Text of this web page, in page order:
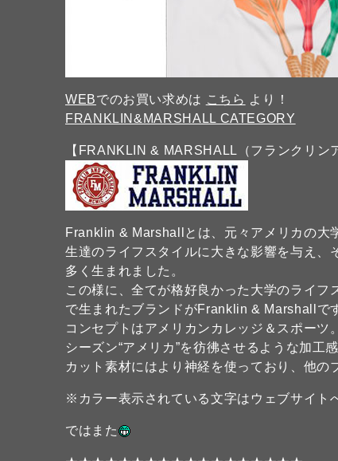
WEBでのお買い求めは こちら より！
FRANKLIN&MARSHALL CATEGORY
【FRANKLIN & MARSHALL（フランクリン
Franklin & Marshallとは、元々アメリカの大
生達のライフスタイルに大きな影響を与え、
多く生まれました。
この様に、全てが格好良かった大学のライ
で生まれたブランドがFranklin & Marshallで
コンセプトはアメリカンカレッジ＆スポー
シーズン“アメリカ”を彷彿させるような加工
カット素材にはより神経を使っており、他の
※カラー表示されている文字はウェブサイト
ではまた